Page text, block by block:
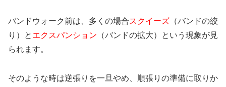
バンドウォーク前は、多くの場合スクイーズ （バンドの絞
り）と エクスパンション （バンドの拡大）という現象が見
られます。
そのような時は逆張りを一旦やめ、順張りの準備に取りか